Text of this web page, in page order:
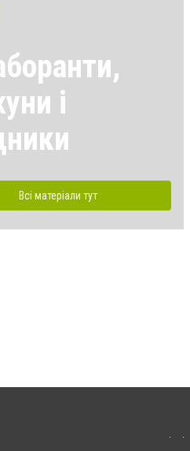
і
Всі матеріали тут